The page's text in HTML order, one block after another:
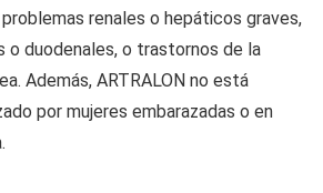
renales o hepáticos graves,
o duodenales, o trastornos de la
Además, ARTRALON no está
por mujeres embarazadas o en